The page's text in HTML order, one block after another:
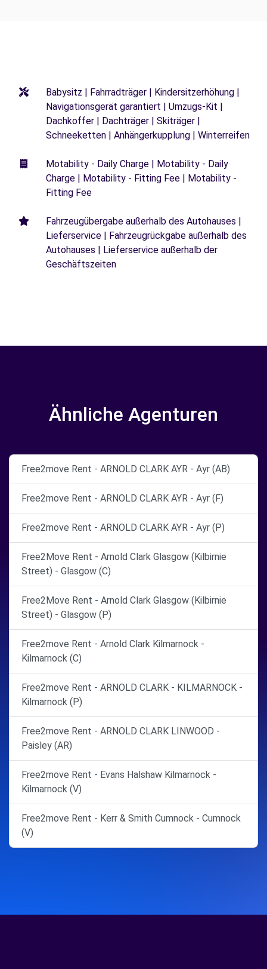
Babysitz | Fahrradträger | Kindersitzerhöhung |
Navigationsgerät garantiert | Umzugs-Kit |
Dachkoffer | Dachträger | Skiträger |
Schneeketten | Anhängerkupplung | Winterreifen
Motability - Daily Charge | Motability - Daily
Charge | Motability - Fitting Fee | Motability -
Fitting Fee
Fahrzeugübergabe außerhalb des Autohauses |
Lieferservice | Fahrzeugrückgabe außerhalb des
Autohauses | Lieferservice außerhalb der
Geschäftszeiten
Ähnliche Agenturen
Free2move Rent - ARNOLD CLARK AYR - Ayr (AB)
Free2move Rent - ARNOLD CLARK AYR - Ayr (F)
Free2move Rent - ARNOLD CLARK AYR - Ayr (P)
Free2Move Rent - Arnold Clark Glasgow (Kilbirnie
Street) - Glasgow (C)
Free2Move Rent - Arnold Clark Glasgow (Kilbirnie
Street) - Glasgow (P)
Free2move Rent - Arnold Clark Kilmarnock -
Kilmarnock (C)
Free2move Rent - ARNOLD CLARK - KILMARNOCK -
Kilmarnock (P)
Free2move Rent - ARNOLD CLARK LINWOOD -
Paisley (AR)
Free2move Rent - Evans Halshaw Kilmarnock -
Kilmarnock (V)
Free2move Rent - Kerr & Smith Cumnock - Cumnock
(V)